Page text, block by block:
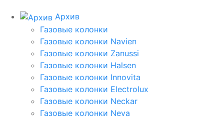
Архив
Газовые колонки
Газовые колонки Navien
Газовые колонки Zanussi
Газовые колонки Halsen
Газовые колонки Innovita
Газовые колонки Electrolux
Газовые колонки Neckar
Газовые колонки Neva